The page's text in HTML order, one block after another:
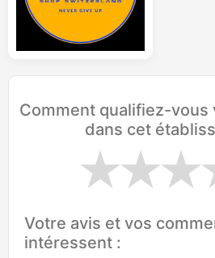
Comment qualifiez-vous
dans cet
Votre avis et vos
intéressent :